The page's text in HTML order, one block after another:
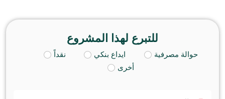
للتبرع لهذا المشروع
حوالة مصرفية ايداع بنكي
نقداً
أخرى